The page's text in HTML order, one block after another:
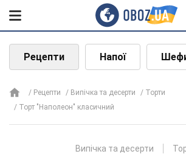
Рецепти Напої
Рецепти Випічка та десерти
Торти
Торт "Наполеон" класичний
Випічка та десерти